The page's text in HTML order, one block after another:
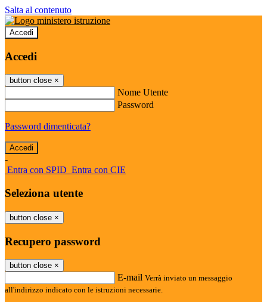
Salta al contenuto
Accedi
Accedi
button close ×
Nome Utente
Password
Password dimenticata?
-
Entra con SPID Entra con CIE
Seleziona utente
button close ×
Recupero password
button close ×
E-mail Verrà inviato un messaggio
all'indirizzo indicato con le istruzioni necessarie.